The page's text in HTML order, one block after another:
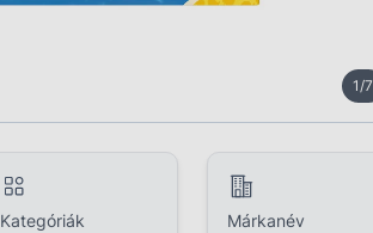
1/7
Kategóriák Márkanév